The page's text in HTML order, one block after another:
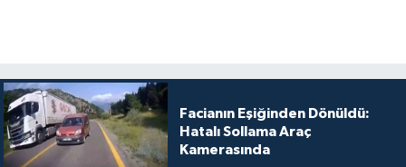
Facianın Eşiğinden Dönüldü:
Hatalı Sollama Araç
Kamerasında